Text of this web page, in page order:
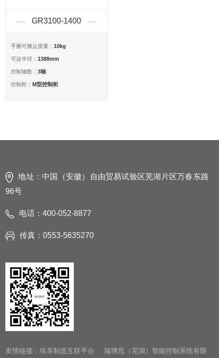
GR3100-1400
手腕可搬运质量：10kg
可达半径：1388mm
控制轴数：3轴
控制柜： M型控制柜
地址：中国（安徽）自由贸易试验区芜湖片区万春东路
96号
电话：400-052-8877
传真：0553-5635270
友情链接：埃享制造互联平台
瑞博思（芜湖）智能控制系统有限